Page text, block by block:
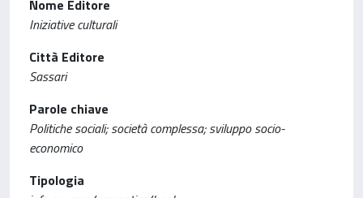
Nome Editore
Iniziative culturali
Città Editore
Sassari
Parole chiave
Politiche sociali; società complessa; sviluppo socio-
economico
Tipologia